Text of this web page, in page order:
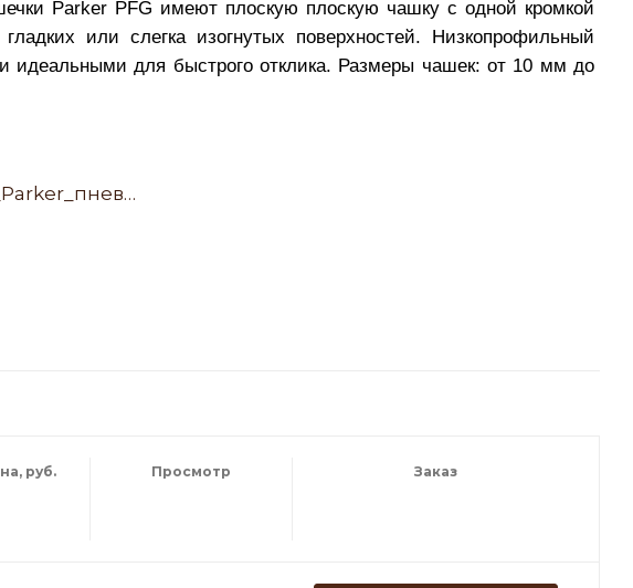
Parker PFG имеют плоскую плоскую чашку с одной кромкой
или слегка изогнутых поверхностей. Низкопрофильный
идеальными для быстрого отклика. Размеры чашек: от 10 мм до
Вакуумные_присоски_Parker_пневматические.pdf
руб. Просмотр Заказ